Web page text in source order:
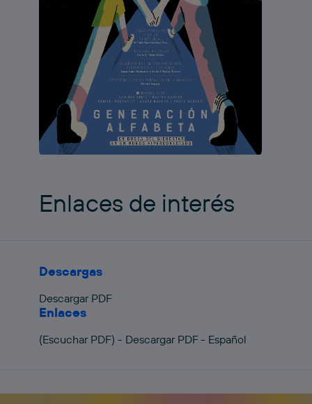
Enlaces de interés
Descargas
Descargar PDF
Enlaces
(Escuchar PDF) - Descargar PDF - Español